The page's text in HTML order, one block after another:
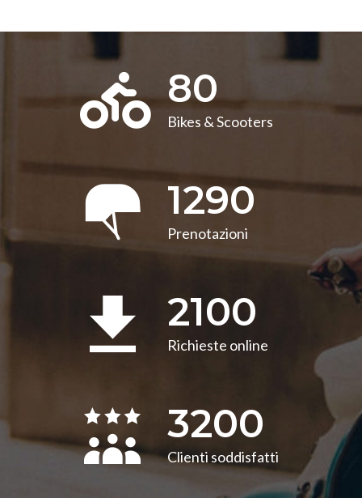
80
Bikes & Scooters
1290
Prenotazioni
2100
Richieste online
3200
Clienti soddisfatti